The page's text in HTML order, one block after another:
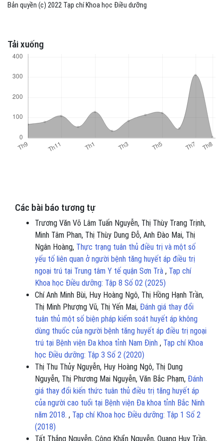
Tải xuống
Bản quyền (c) 2022 Tạp chí Khoa học Điều dưỡng
Các bài báo tương tự
Trương Văn Võ Lâm Tuấn Nguyễn, Thị Thùy Trang Trịnh,
Minh Tâm Phan, Thị Thùy Dung Đỗ, Anh Đào Mai, Thị
Ngân Hoàng, Thực trạng tuân thủ điều trị và một số
yếu tố liên quan ở người bệnh tăng huyết áp điều trị
ngoại trú tại Trung tâm Y tế quận Sơn Trà , Tạp chí
Khoa học Điều dưỡng: Tập 8 Số 02 (2025)
Chí Anh Minh Bùi, Huy Hoàng Ngô, Thị Hồng Hạnh Trần,
Thị Minh Phượng Vũ, Thị Yến Mai, Đánh giá thay đổi
tuân thủ một số biện pháp kiểm soát huyết áp không
dùng thuốc của người bệnh tăng huyết áp điều trị ngoại
trú tại Bệnh viện Đa khoa tỉnh Nam Định , Tạp chí Khoa
học Điều dưỡng: Tập 3 Số 2 (2020)
Thị Thu Thủy Nguyễn, Huy Hoàng Ngô, Thị Dung
Nguyễn, Thị Phương Mai Nguyễn, Văn Bắc Phạm, Đánh
giá thay đổi kiến thức tuân thủ điều trị tăng huyết áp
của người cao tuổi tại Bệnh viện Đa khoa tỉnh Bắc Ninh
năm 2018. , Tạp chí Khoa học Điều dưỡng: Tập 1 Số 2
(2018)
Tất Thắng Nguyễn, Công Khẩn Nguyễn, Quang Huy Trần,